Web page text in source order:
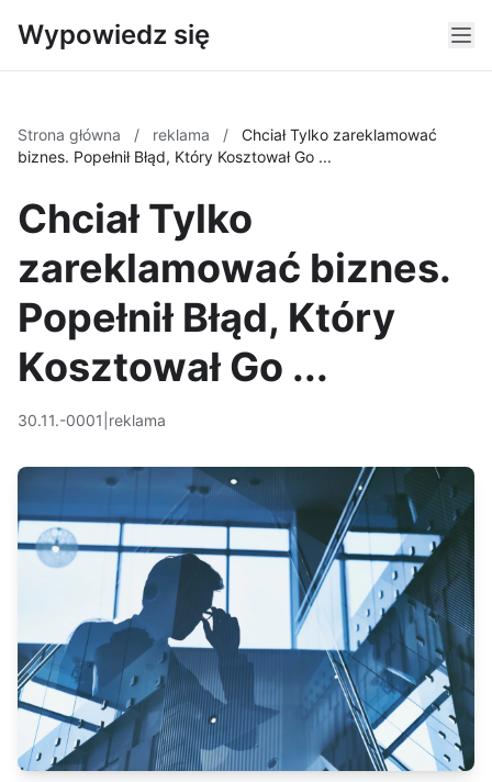
Wypowiedz się
Strona główna / reklama /
Chciał Tylko zareklamować
biznes. Popełnił Błąd, Który Kosztował Go ...
Chciał Tylko
zareklamować biznes.
Popełnił Błąd, Który
Kosztował Go ...
30.11.-0001 reklama